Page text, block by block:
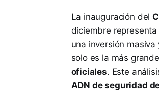
La inauguración del
diciembre
una inversión
solo es la más
oficiales. Este
ADN de seguridad